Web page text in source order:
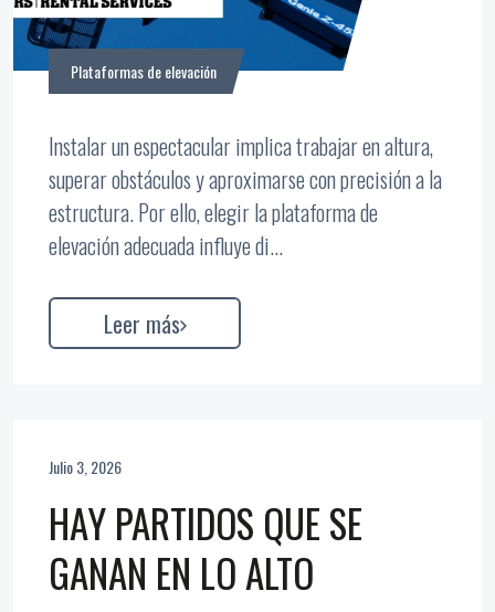
Plataformas de elevación
Instalar un espectacular implica trabajar en altura,
superar obstáculos y aproximarse con precisión a la
estructura. Por ello, elegir la plataforma de
elevación adecuada influye di...
Leer más
Julio 3, 2026
HAY PARTIDOS QUE SE
GANAN EN LO ALTO